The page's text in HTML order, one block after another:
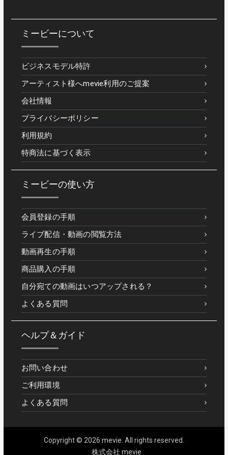
ミービーについて
ビジネスモデル特許
アーティスト様へmevie利用のご提案
会社情報
プライバシーポリシー
利用規約
特商法に基づく表示
ミービーの使い方
会員登録の手順
ライブ配信・動画の閲覧方法
動画再生の手順
商品購入の手順
自分宛ての動画はいつアップされる？
よくある質問
ヘルプ＆ガイド
お問い合わせ
ご利用環境
よくある質問
Copyright © 2026 mevie . All rights reserved.
株式会社 mevie